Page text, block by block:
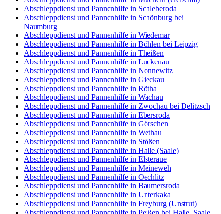
Abschleppdienst und Pannenhilfe in Schleberoda
Abschleppdienst und Pannenhilfe in Schönburg bei
Naumburg
Abschleppdienst und Pannenhilfe in Wiedemar
Abschleppdienst und Pannenhilfe in Böhlen bei Leipzig
Abschleppdienst und Pannenhilfe in Theißen
Abschleppdienst und Pannenhilfe in Luckenau
Abschleppdienst und Pannenhilfe in Nonnewitz
Abschleppdienst und Pannenhilfe in Gieckau
Abschleppdienst und Pannenhilfe in Rötha
Abschleppdienst und Pannenhilfe in Wachau
Abschleppdienst und Pannenhilfe in Zwochau bei Delitzsch
Abschleppdienst und Pannenhilfe in Ebersroda
Abschleppdienst und Pannenhilfe in Görschen
Abschleppdienst und Pannenhilfe in Wethau
Abschleppdienst und Pannenhilfe in Stößen
Abschleppdienst und Pannenhilfe in Halle (Saale)
Abschleppdienst und Pannenhilfe in Elsteraue
Abschleppdienst und Pannenhilfe in Meineweh
Abschleppdienst und Pannenhilfe in Oechlitz
Abschleppdienst und Pannenhilfe in Baumersroda
Abschleppdienst und Pannenhilfe in Unterkaka
Abschleppdienst und Pannenhilfe in Freyburg (Unstrut)
Abschleppdienst und Pannenhilfe in Peißen bei Halle, Saale